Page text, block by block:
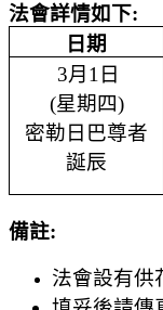
法會詳情如下:
日期
3月 1 日
(星期四)
密勒日巴尊者
誕辰
備註:
法會設有供